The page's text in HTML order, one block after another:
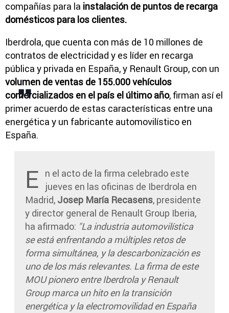
compañías para la instalación de puntos de recarga
domésticos para los clientes.
Iberdrola, que cuenta con más de 10 millones de
contratos de electricidad y es líder en recarga
pública y privada en España, y Renault Group, con un
volumen de ventas de 155.000 vehículos
comercializados en el país el último año, firman así el
primer acuerdo de estas características entre una
energética y un fabricante automovilístico en
España.
E
n el acto de la firma celebrado este
jueves en las oficinas de Iberdrola en
Madrid, Josep María Recasens, presidente
y director general de Renault Group Iberia,
ha afirmado: "La industria automovilística
se está enfrentando a múltiples retos de
forma simultánea, y la descarbonización es
uno de los más relevantes. La firma de este
MOU pionero entre Iberdrola y Renault
Group marca un hito en la transición
energética y la electromovilidad en España